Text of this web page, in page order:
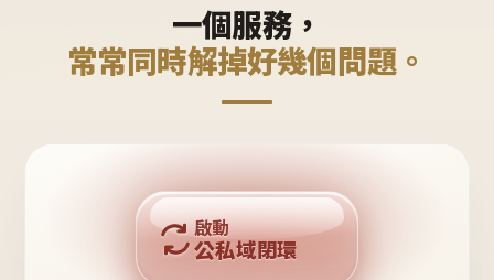
一個服務，
常常同時解掉好幾個問題。
回購複利
啟動
公私域閉環